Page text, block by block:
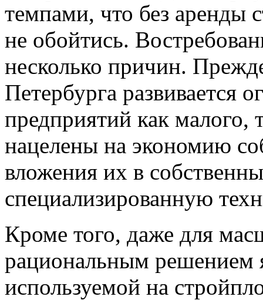
темпами, что без аренды
не обойтись.
несколько причин.
Петербурга развивается
предприятий как малого,
нацелены на экономию
вложения их в
специализированную
Кроме того, даже для
рациональным решением
используемой на